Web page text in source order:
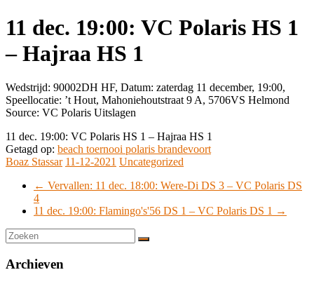
11 dec. 19:00: VC Polaris HS 1
– Hajraa HS 1
Wedstrijd: 90002DH HF, Datum: zaterdag 11 december, 19:00,
Speellocatie: ’t Hout, Mahoniehoutstraat 9 A, 5706VS Helmond
Source: VC Polaris Uitslagen
11 dec. 19:00: VC Polaris HS 1 – Hajraa HS 1
Getagd op: beach toernooi polaris brandevoort
Boaz Stassar 11-12-2021 Uncategorized
← Vervallen: 11 dec. 18:00: Were-Di DS 3 – VC Polaris DS
4
11 dec. 19:00: Flamingo's'56 DS 1 – VC Polaris DS 1 →
Archieven